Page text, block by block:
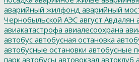
аварийный жилфонд аварийный
Чернобыльской АЭС август Авдалян
авиакатастрофа авиалесоохрана
автобус автобусная остановка
автобусные остановки автобусные
парк автобусы автовокзал автоклуб